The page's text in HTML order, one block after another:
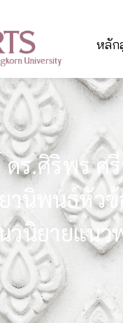
หลัก
ดร.ศิริพร ศ
านิพนธ์หัว
วนิยายแน